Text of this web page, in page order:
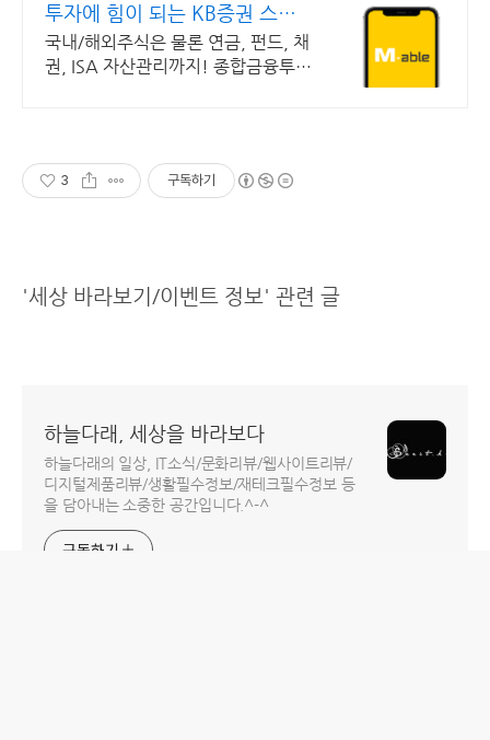
투자에 힘이 되는 KB증권 스마
트한 투자의 시작
국내/해외주식은 물론 연금, 펀드, 채
권, ISA 자산관리까지! 종합금융투자
3 구독하기
'세상 바라보기/이벤트 정보' 관련 글
하늘다래, 세상을 바라보다
하늘다래의 일상, IT소식/문화리뷰/웹사이트리뷰/
디지털제품리뷰/생활필수정보/재테크필수정보 등
을 담아내는 소중한 공간입니다.^-^
구독하기